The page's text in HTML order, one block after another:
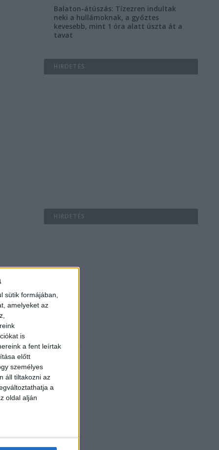
sütik formájában,
amelyeket az
is
a fent leírtak
előtt
személyes
áll tiltakozni az
a
oldal alján
Balaton-átúszás: Tízezren indultak
neki a hullámoknak, a győztes
kevesebb, mint 1 óra alatt úszta át a
tavat
HIRDETÉS
HIRDETÉS